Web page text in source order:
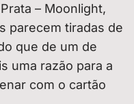
– Moonlight,
parecem tiradas de
que de um de
uma razão para a
com o cartão